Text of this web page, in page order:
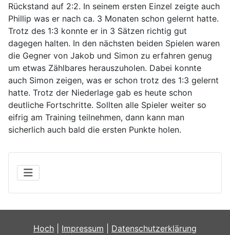
Rückstand auf 2:2. In seinem ersten Einzel zeigte auch
Phillip was er nach ca. 3 Monaten schon gelernt hatte.
Trotz des 1:3 konnte er in 3 Sätzen richtig gut
dagegen halten. In den nächsten beiden Spielen waren
die Gegner von Jakob und Simon zu erfahren genug
um etwas Zählbares herauszuholen. Dabei konnte
auch Simon zeigen, was er schon trotz des 1:3 gelernt
hatte. Trotz der Niederlage gab es heute schon
deutliche Fortschritte. Sollten alle Spieler weiter so
eifrig am Training teilnehmen, dann kann man
sicherlich auch bald die ersten Punkte holen.
Hoch Impressum Datenschutzerklärung